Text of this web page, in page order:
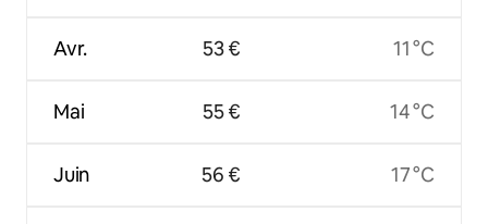
Avr.
Mai
Juin
53 €
55 €
56 €
11 °C
14 °C
17 °C